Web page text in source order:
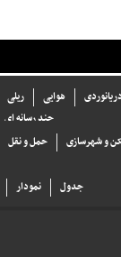
ریلی هوایی
چند رسانه ای
حمل و نقل و شهرسازی
نمودار جدول